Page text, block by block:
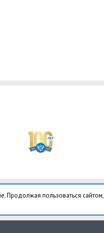
Продолжая пользоваться